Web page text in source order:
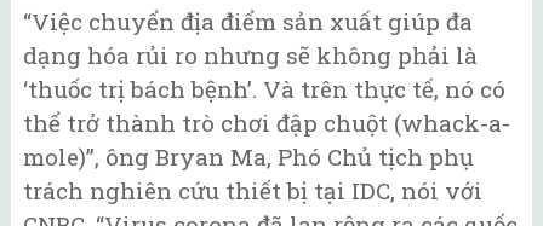
“Việc chuyển địa điểm sản xuất giúp đa
dạng hóa rủi ro nhưng sẽ không phải là
‘thuốc trị bách bệnh’. Và trên thực tế, nó có
thể trở thành trò chơi đập chuột (whack-a-
mole)”, ông Bryan Ma, Phó Chủ tịch phụ
trách nghiên cứu thiết bị tại IDC, nói với